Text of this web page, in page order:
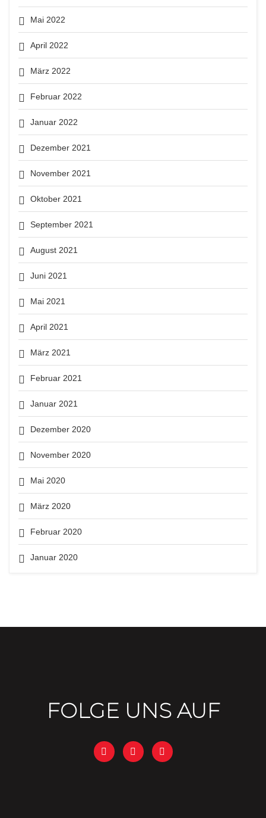
Mai 2022
April 2022
März 2022
Februar 2022
Januar 2022
Dezember 2021
November 2021
Oktober 2021
September 2021
August 2021
Juni 2021
Mai 2021
April 2021
März 2021
Februar 2021
Januar 2021
Dezember 2020
November 2020
Mai 2020
März 2020
Februar 2020
Januar 2020
FOLGE UNS AUF